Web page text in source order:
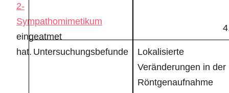
2-
Sympathomimetikum
eingeatmet
hat. Untersuchungsbefunde
Lokalisierte
Veränderungen in der
Röntgenaufnahme